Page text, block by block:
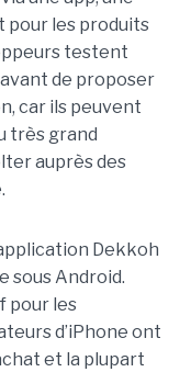
pour les produits
testent
de proposer
car ils peuvent
très grand
auprès des
Dekkoh
sous Android.
pour les
d’iPhone ont
et la plupart